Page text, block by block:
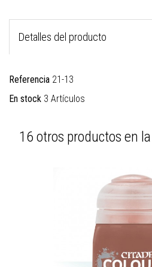
Detalles del producto
Referencia 21-13
En stock 3 Artículos
16 otros productos en